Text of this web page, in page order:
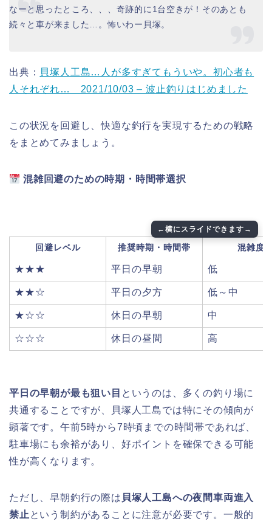
なーと思ったところ、、、奇跡的に1台空きが！そのあとも
続々と車が来ました…。怖いわー貝塚。
出典： 貝塚人工島…人が多すぎてもういや。初心者も
人それぞれ… 2021/10/03 – 波止釣りはじめました
この状況を回避し、快適な釣行を実現するための戦略
をまとめてみましょう。
混雑回避のための時期・時間帯選択
回避レベル 推奨時期・時間帯 混雑度
★★★ 平日の早朝 低
★★☆ 平日の夕方 低～中
★☆☆ 休日の早朝 中
☆☆☆ 休日の昼間 高
平日の早朝が最も狙い目 というのは、多くの釣り場に
共通することですが、貝塚人工島では特にその傾向が
顕著です。午前5時から7時頃までの時間帯であれば、
駐車場にも余裕があり、好ポイントを確保できる可能
性が高くなります。
ただし、早朝釣行の際は 貝塚人工島への夜間車両進入
禁止 という制約があることに注意が必要です。一般的